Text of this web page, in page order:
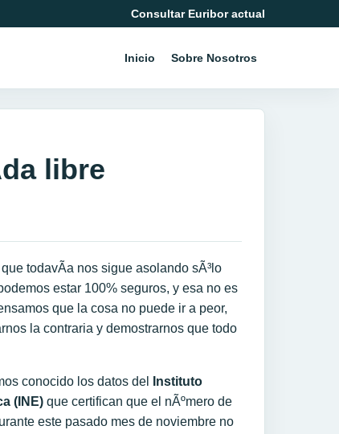
Consultar Euribor actual
Inicio Sobre Nosotros
libre
que todavÃ­a nos sigue asolando sÃ³lo
estar 100% seguros, y esa no es
que la cosa no puede ir a peor,
la contraria y demostrarnos que todo
conocido los datos del
Instituto
(INE) que certifican que el nÃºmero de
este pasado mes de noviembre no